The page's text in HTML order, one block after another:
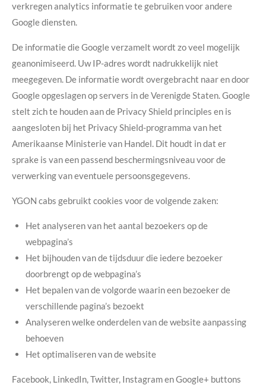
verkregen analytics informatie te gebruiken voor andere
Google diensten.
De informatie die Google verzamelt wordt zo veel mogelijk
geanonimiseerd. Uw IP-adres wordt nadrukkelijk niet
meegegeven. De informatie wordt overgebracht naar en door
Google opgeslagen op servers in de Verenigde Staten. Google
stelt zich te houden aan de Privacy Shield principles en is
aangesloten bij het Privacy Shield-programma van het
Amerikaanse Ministerie van Handel. Dit houdt in dat er
sprake is van een passend beschermingsniveau voor de
verwerking van eventuele persoonsgegevens.
YGON cabs gebruikt cookies voor de volgende zaken:
Het analyseren van het aantal bezoekers op de
webpagina’s
Het bijhouden van de tijdsduur die iedere bezoeker
doorbrengt op de webpagina’s
Het bepalen van de volgorde waarin een bezoeker de
verschillende pagina’s bezoekt
Analyseren welke onderdelen van de website aanpassing
behoeven
Het optimaliseren van de website
Facebook, LinkedIn, Twitter, Instagram en Google+ buttons